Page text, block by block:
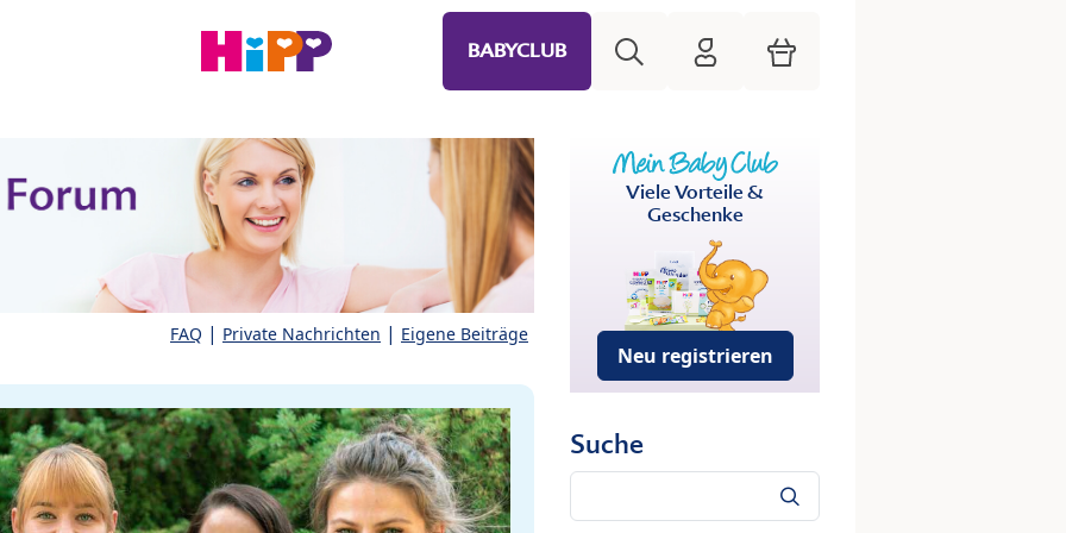
BABYCLUB HiPP Mein Babyclub
Warenkorb
FAQ | Private Nachrichten | Eigene Beiträge
Viele Vorteile &
Geschenke
Neu registrieren
Suche